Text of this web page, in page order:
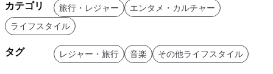
カテゴリ 旅行・レジャー
エンタメ・カルチャー
ライフスタイル
タグ レジャー・旅行 音楽 その他ライフスタイル